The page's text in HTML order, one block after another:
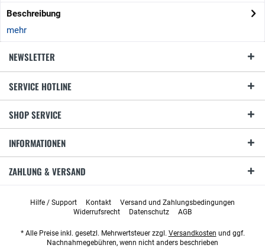
Beschreibung
mehr
NEWSLETTER
SERVICE HOTLINE
SHOP SERVICE
INFORMATIONEN
ZAHLUNG & VERSAND
Hilfe / Support Kontakt
Versand und Zahlungsbedingungen
Widerrufsrecht
Datenschutz AGB
* Alle Preise inkl. gesetzl. Mehrwertsteuer zzgl. Versandkosten und ggf.
Nachnahmegebühren, wenn nicht anders beschrieben